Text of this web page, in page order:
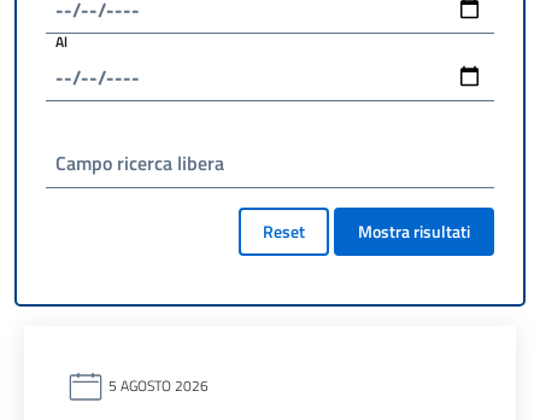
Al
Campo ricerca libera
Reset Mostra risultati
5 AGOSTO 2026